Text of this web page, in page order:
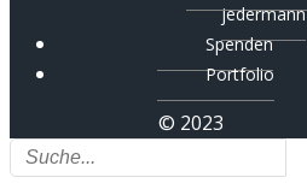
jedermann
Spenden
Portfolio
© 2023